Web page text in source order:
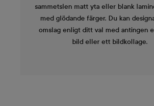
sammetslen matt yta eller blank
med glödande färger. Du kan
omslag enligt ditt val med antingen
bild eller ett bildkollage.